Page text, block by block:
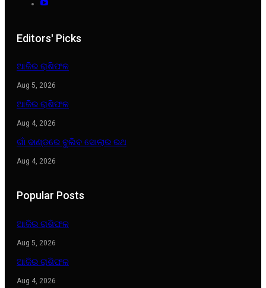
Editors' Picks
ଆଜିର ରାଶିଫଳ
Aug 5, 2026
ଆଜିର ରାଶିଫଳ
Aug 4, 2026
ଗାଁ ଦାଣ୍ଡରେ ବୁଲିବ ସୋଲାର ରଥ
Aug 4, 2026
Popular Posts
ଆଜିର ରାଶିଫଳ
Aug 5, 2026
ଆଜିର ରାଶିଫଳ
Aug 4, 2026